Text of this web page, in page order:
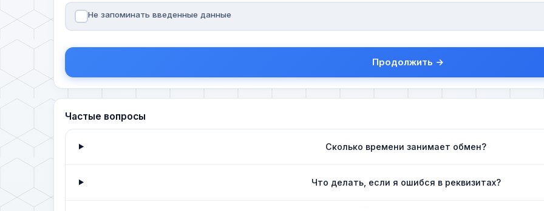
Не запоминать введенные данные
Продолжить →
Частые вопросы
Сколько времени занимает обмен?
Что делать, если я ошибся в реквизитах?